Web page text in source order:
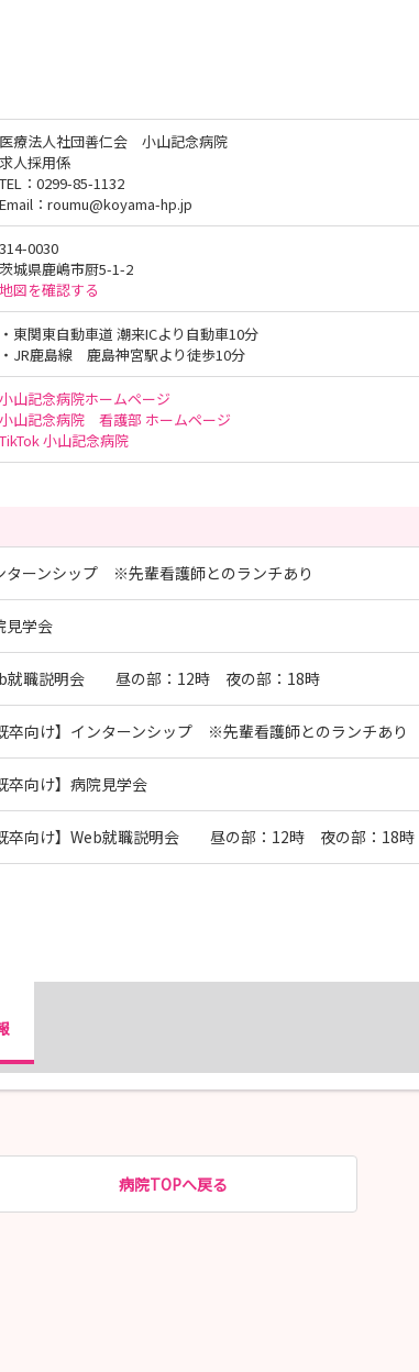
医療法人社団善仁会 小山記念病院
求人採用係
TEL：0299-85-1132
Email：roumu@koyama-hp.jp
314-0030
茨城県鹿嶋市厨5-1-2
地図を確認する
・東関東自動車道 潮来ICより自動車10分
・JR鹿島線 鹿島神宮駅より徒歩10分
小山記念病院ホームページ
小山記念病院 看護部 ホームページ
TikTok 小山記念病院
ターンシップ ※先輩看護師とのランチあり
見学会
就職説明会 昼の部：12時 夜の部：18時
卒向け】インターンシップ ※先輩看護師とのランチあり
卒向け】病院見学会
既卒向け】Web就職説明会 昼の部：12時 夜の部：18時
病院TOPへ戻る